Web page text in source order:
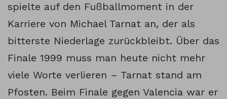
spielte auf den Fußballmoment in der
Karriere von Michael Tarnat an, der als
bitterste Niederlage zurückbleibt. Über das
Finale 1999 muss man heute nicht mehr
viele Worte verlieren – Tarnat stand am
Pfosten. Beim Finale gegen Valencia war er